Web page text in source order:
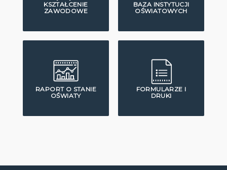
KSZTAŁCENIE
ZAWODOWE
BAZA INSTYTUCJI
OŚWIATOWYCH
RAPORT O STANIE
OŚWIATY
FORMULARZE I
DRUKI